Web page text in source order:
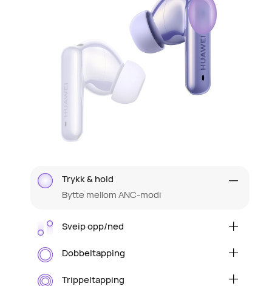
Trykk & hold
Bytte mellom ANC-modi
Sveip opp/ned
Dobbeltapping
samtale
Trippeltapping